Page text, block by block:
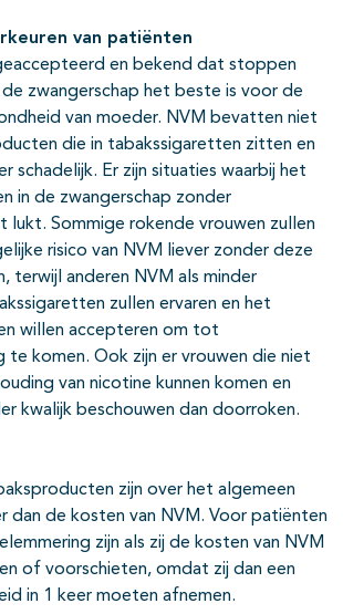
van patiënten
en bekend dat stoppen
zwangerschap het beste is voor de
van moeder. NVM bevatten niet
die in tabakssigaretten zitten en
schadelijk. Er zijn situaties waarbij het
in de zwangerschap zonder
lukt. Sommige rokende vrouwen zullen
risico van NVM liever zonder deze
terwijl anderen NVM als minder
zullen ervaren en het
willen accepteren om tot
te komen. Ook zijn er vrouwen die niet
van nicotine kunnen komen en
kwalijk beschouwen dan doorroken.
zijn over het algemeen
dan de kosten van NVM. Voor patiënten
zijn als zij de kosten van NVM
of voorschieten, omdat zij dan een
in 1 keer moeten afnemen.